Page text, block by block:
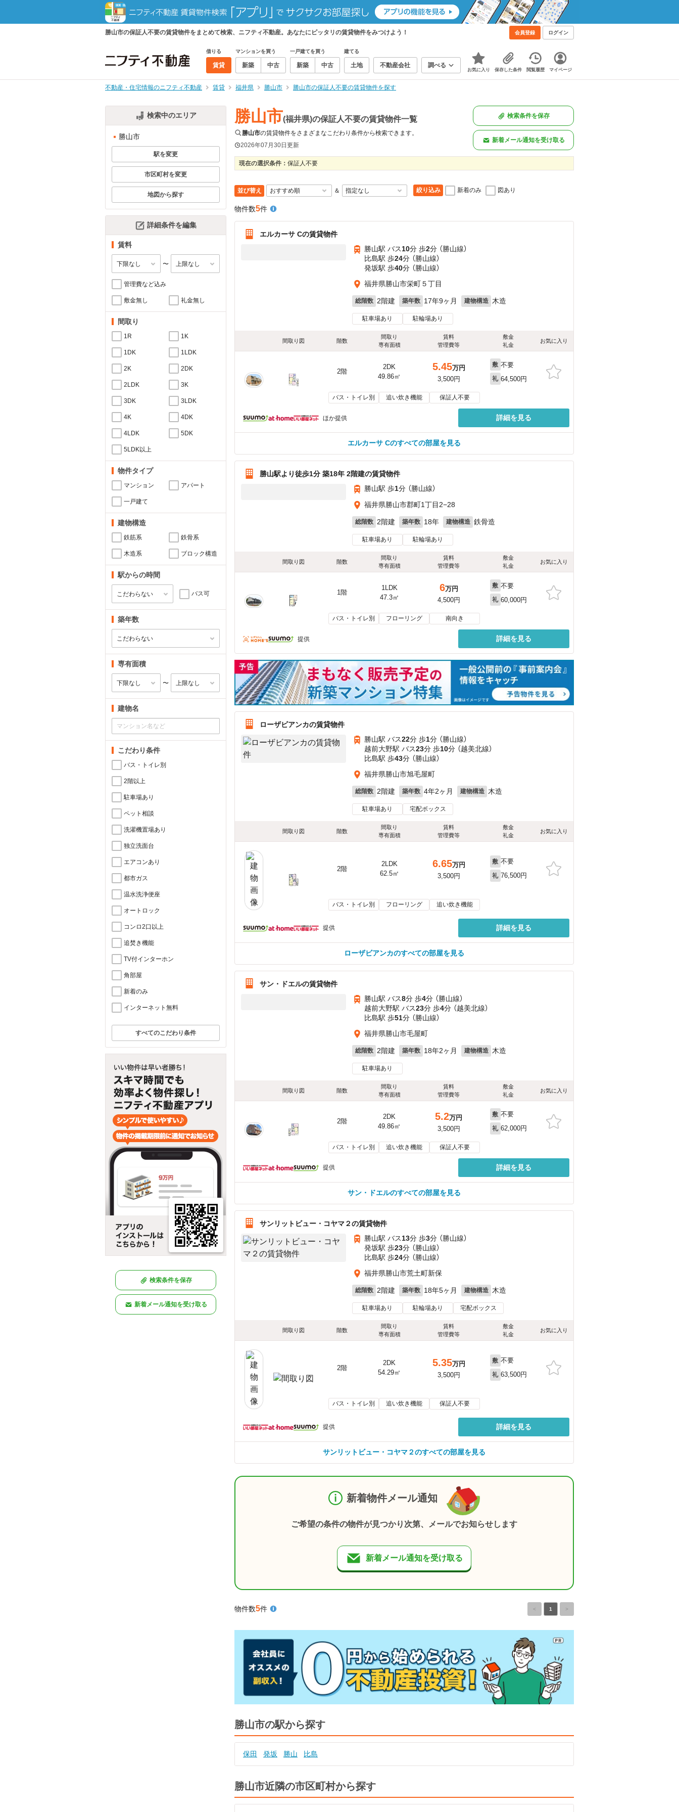
勝山市の保証人不要の賃貸物件をまとめて検索、ニフティ不動産。あなたにピッタリの賃貸物件をみつけよう！ 会員登録 ログイン
借りる
賃貸
マンションを買う
新築 中古
一戸建てを買う
新築 中古
建てる
土地 不動産会社 調べる
お気に入り 保存した条件 閲覧履歴 マイページ
不動産・住宅情報のニフティ不動産 賃貸 福井県 勝山市 勝山市の保証人不要の賃貸物件を探す
検索中のエリア
勝山市
駅を変更
市区町村を変更
地図から探す
詳細条件を編集
賃料
〜
管理費など込み
敷金無し 礼金無し
間取り
1R 1K
1DK 1LDK
2K 2DK
2LDK 3K
3DK 3LDK
4K 4DK
4LDK 5DK
5LDK以上
物件タイプ
マンション アパート
一戸建て
建物構造
鉄筋系 鉄骨系
木造系 ブロック構造
駅からの時間
バス可
築年数
専有面積
〜
建物名
こだわり条件
バス・トイレ別
2階以上
駐車場あり
ペット相談
洗濯機置場あり
独立洗面台
エアコンあり
都市ガス
温水洗浄便座
オートロック
コンロ2口以上
追焚き機能
TV付インターホン
角部屋
新着のみ
インターネット無料
すべてのこだわり条件
検索条件を保存
新着メール通知を受け取る
勝山市(福井県)の保証人不要の賃貸物件一覧
勝山市の賃貸物件をさまざまなこだわり条件から検索できます。
2026年07月30日更新
検索条件を保存
新着メール通知を受け取る
現在の選択条件： 保証人不要
並び替え ＆ 絞り込み 新着のみ 図あり
物件数5件
エルカーサ Cの賃貸物件
勝山駅 バス10分 歩2分 （勝山線）
比島駅 歩24分 （勝山線）
発坂駅 歩40分 （勝山線）
福井県勝山市栄町５丁目
総階数 2階建 築年数 17年9ヶ月 建物構造 木造
駐車場あり 駐輪場あり
間取り図 階数
間取り
専有面積
賃料
管理費等
敷金
礼金
お気に入り
2階
2DK
49.86㎡
5.45万円
3,500円
敷 不要
礼 64,500円
バス・トイレ別 追い炊き機能 保証人不要
ほか提供 詳細を見る
エルカーサ Cのすべての部屋を見る
勝山駅より徒歩1分 築18年 2階建の賃貸物件
勝山駅 歩1分 （勝山線）
福井県勝山市郡町1丁目2−28
総階数 2階建 築年数 18年 建物構造 鉄骨造
駐車場あり 駐輪場あり
間取り図 階数
間取り
専有面積
賃料
管理費等
敷金
礼金
お気に入り
1階
1LDK
47.3㎡
6万円
4,500円
敷 不要
礼 60,000円
バス・トイレ別 フローリング 南向き
提供 詳細を見る
ローザビアンカの賃貸物件
勝山駅 バス22分 歩1分 （勝山線）
越前大野駅 バス23分 歩10分 （越美北線）
比島駅 歩43分 （勝山線）
福井県勝山市旭毛屋町
総階数 2階建 築年数 4年2ヶ月 建物構造 木造
駐車場あり 宅配ボックス
間取り図 階数
間取り
専有面積
賃料
管理費等
敷金
礼金
お気に入り
2階
2LDK
62.5㎡
6.65万円
3,500円
敷 不要
礼 76,500円
バス・トイレ別 フローリング 追い炊き機能
提供 詳細を見る
ローザビアンカのすべての部屋を見る
サン・ドエルの賃貸物件
勝山駅 バス8分 歩4分 （勝山線）
越前大野駅 バス23分 歩4分 （越美北線）
比島駅 歩51分 （勝山線）
福井県勝山市毛屋町
総階数 2階建 築年数 18年2ヶ月 建物構造 木造
駐車場あり
間取り図 階数
間取り
専有面積
賃料
管理費等
敷金
礼金
お気に入り
2階
2DK
49.86㎡
5.2万円
3,500円
敷 不要
礼 62,000円
バス・トイレ別 追い炊き機能 保証人不要
提供 詳細を見る
サン・ドエルのすべての部屋を見る
サンリットビュー・コヤマ２の賃貸物件
勝山駅 バス13分 歩3分 （勝山線）
発坂駅 歩23分 （勝山線）
比島駅 歩24分 （勝山線）
福井県勝山市荒土町新保
総階数 2階建 築年数 18年5ヶ月 建物構造 木造
駐車場あり 駐輪場あり 宅配ボックス
間取り図 階数
間取り
専有面積
賃料
管理費等
敷金
礼金
お気に入り
2階
2DK
54.29㎡
5.35万円
3,500円
敷 不要
礼 63,500円
バス・トイレ別 追い炊き機能 保証人不要
提供 詳細を見る
サンリットビュー・コヤマ２のすべての部屋を見る
新着物件メール通知
ご希望の条件の物件が見つかり次第、メールでお知らせします
新着メール通知を受け取る
物件数5件 < 1 >
勝山市の駅から探す
保田 発坂 勝山 比島
勝山市近隣の市区町村から探す